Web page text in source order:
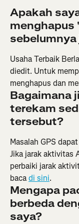
Apakah
Usaha Terbaik
diedit. Untuk
menghapus dan
Bagaimana
terekam
tersebut?
Masalah GPS
Jika jarak aktivitas
perbaiki jarak
baca di sini.
Mengapa
berbeda
saya?